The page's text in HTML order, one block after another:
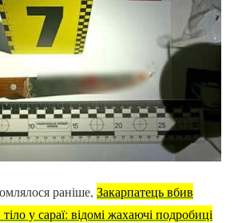
раніше, Закарпатець вбив
у сараї: відомі жахаючі подробиці